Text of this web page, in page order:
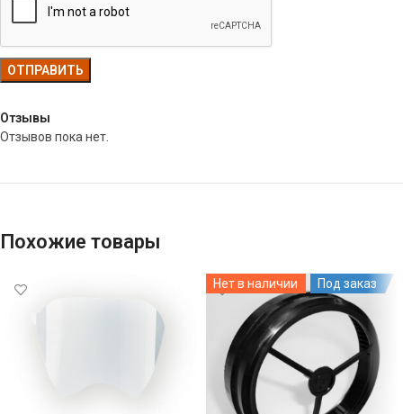
Отзывы
Отзывов пока нет.
Похожие товары
Нет в наличии Под заказ